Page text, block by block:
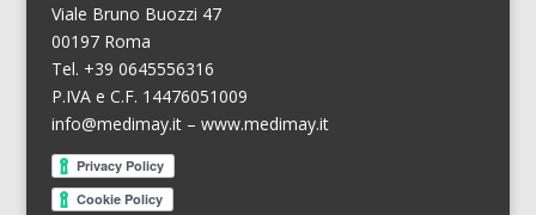
Viale Bruno Buozzi 47
00197 Roma
Tel. +39 0645556316
P.IVA e C.F. 14476051009
info@medimay.it– www.medimay.it